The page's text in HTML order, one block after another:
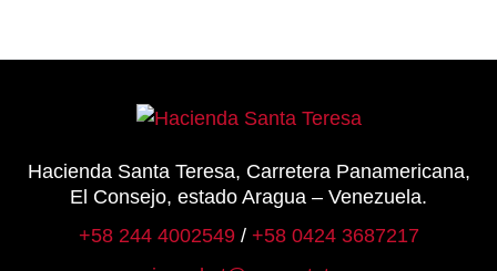
Hacienda Santa Teresa, Carretera Panamericana,
El Consejo, estado Aragua – Venezuela.
+58 244 4002549/ +58 0424 3687217